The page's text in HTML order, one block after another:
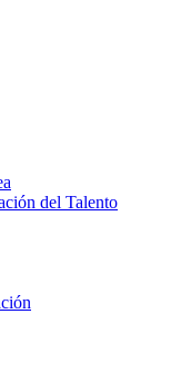
del Talento